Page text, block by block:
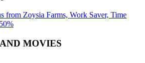
MOVIES